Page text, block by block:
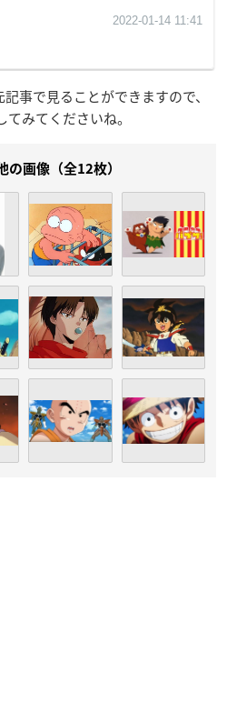
事で見ることができますので、
みてくださいね。
の画像（全12枚）